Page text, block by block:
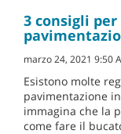
3 consigli
marzo 24, 2021 9:50
Esistono molte
pavimentazione
immagina che la
come fare il